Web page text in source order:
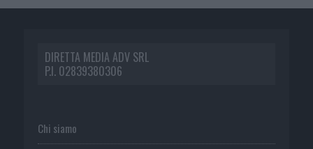
DIRETTA MEDIA ADV SRL
P.I. 02839380306
Chi siamo